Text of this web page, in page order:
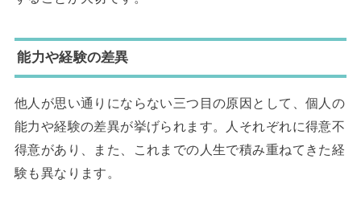
能力や経験の差異
他人が思い通りにならない三つ目の原因として、個人の
能力や経験の差異が挙げられます。人それぞれに得意不
得意があり、また、これまでの人生で積み重ねてきた経
験も異なります。